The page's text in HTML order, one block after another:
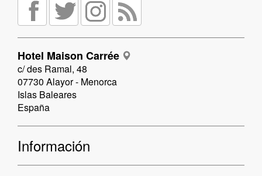
Hotel Maison Carrée
c/ des Ramal, 48
07730 Alayor - Menorca
Islas Baleares
España
Información